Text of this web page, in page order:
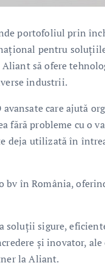
portofoliul prin
pentru
să ofere
industrii.
care ajută
fără probleme cu o
deja utilizată în
bv în România,
soluții sigure,
și inovator,
la Aliant.